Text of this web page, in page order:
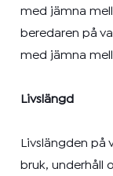
med jämna
beredaren på
med jämna
Livslängd
Livslängden
bruk, underhåll